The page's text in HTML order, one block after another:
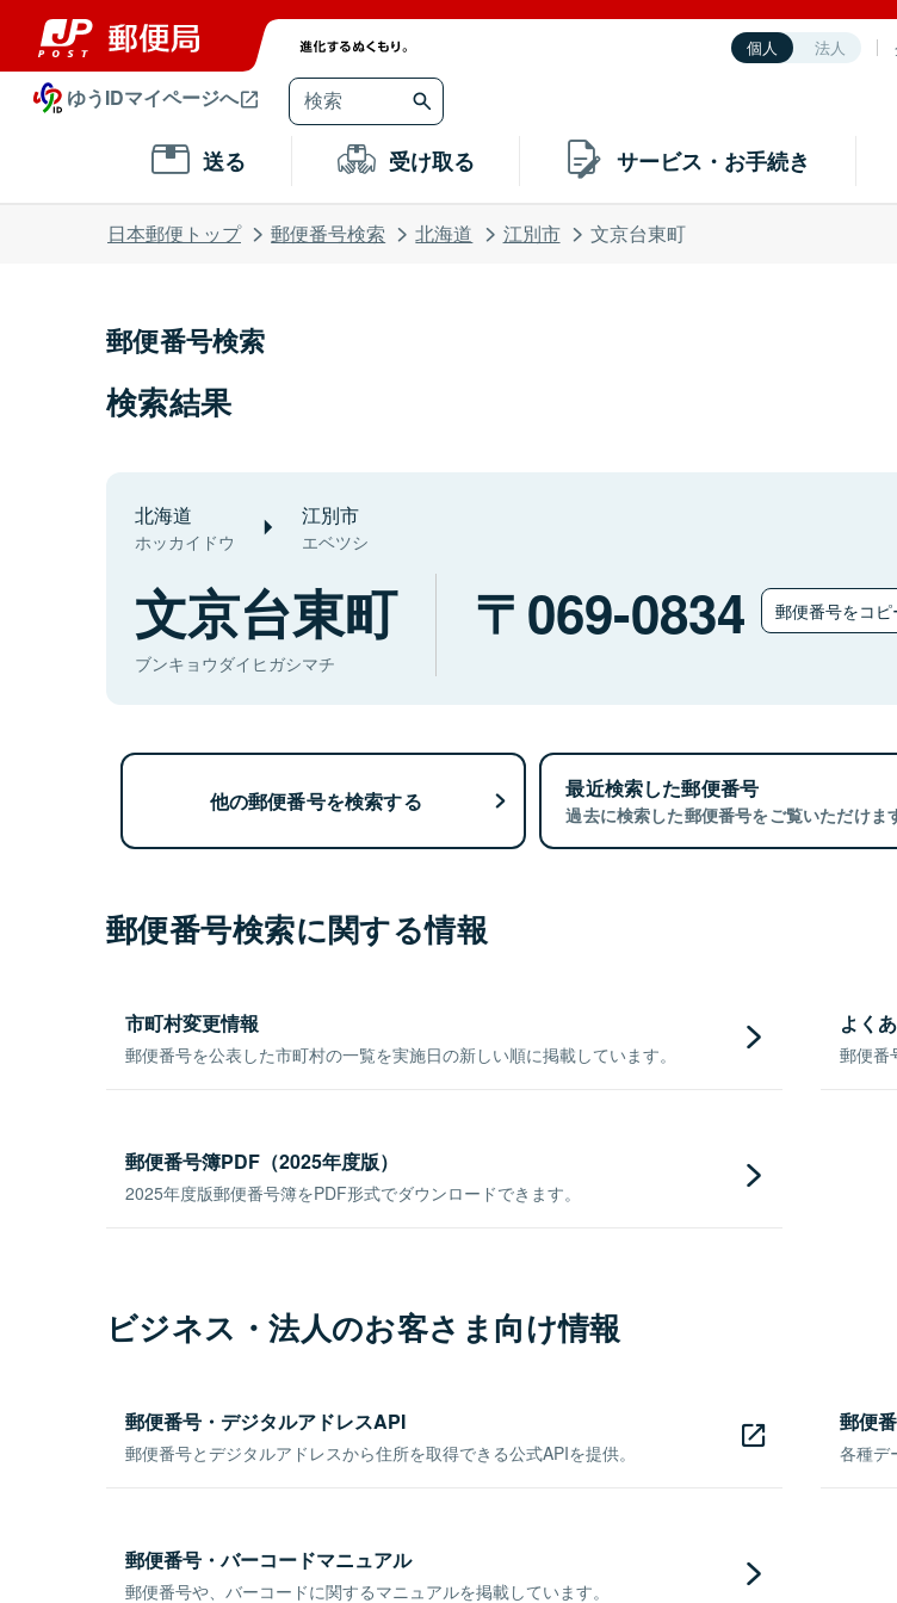
個人 法人
ゆうIDマイページへ
送る 受け取る サービス・お手続き
日本郵便トップ 郵便番号検索 北海道 江別市 文京台東町
郵便番号検索
検索結果
北海道
ホッカイドウ
江別市
エベツシ
文京台東町
ブンキョウダイヒガシマチ
069-0834 郵便番号をコピ
他の郵便番号を検索する 最近検索した郵便番号
過去に検索した郵便番号をご覧いただけま
郵便番号検索に関する情報
市町村変更情報
郵便番号を公表した市町村の一覧を実施日の新しい順に掲載しています。
よく
郵便番
郵便番号簿PDF（2025年度版）
2025年度版郵便番号簿をPDF形式でダウンロードできます。
ビジネス・法人のお客さま向け情報
郵便番号・デジタルアドレスAPI
郵便番号とデジタルアドレスから住所を取得できる公式APIを提供。
郵便
各種デ
郵便番号・バーコードマニュアル
郵便番号や、バーコードに関するマニュアルを掲載しています。